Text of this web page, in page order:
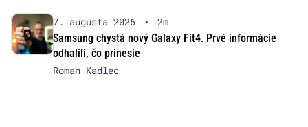
7. augusta 2026 •
2m
Samsung chystá nový Galaxy Fit4. Prvé informácie
odhalili, čo prinesie
Roman Kadlec